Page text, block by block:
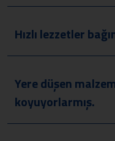
Hızlı lezzetler
Yere düşen
koyuyorlarmış.